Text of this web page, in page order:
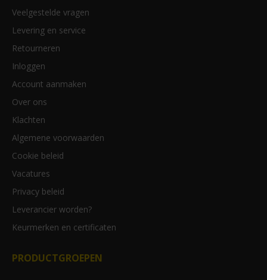
Veelgestelde vragen
Levering en service
Retourneren
Inloggen
Account aanmaken
Over ons
Klachten
Algemene voorwaarden
Cookie beleid
Vacatures
Privacy beleid
Leverancier worden?
Keurmerken en certificaten
PRODUCTGROEPEN